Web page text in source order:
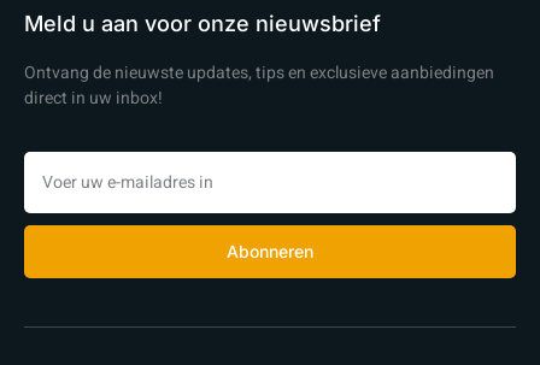
Meld u aan voor onze nieuwsbrief
Ontvang de nieuwste updates, tips en exclusieve aanbiedingen
direct in uw inbox!
Abonneren